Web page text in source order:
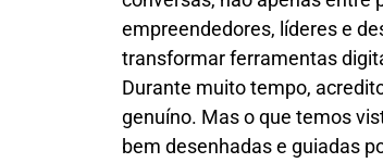
empreendedores, líderes e
transformar ferramentas
Durante muito tempo,
genuíno. Mas o que temos
bem desenhadas e guiadas